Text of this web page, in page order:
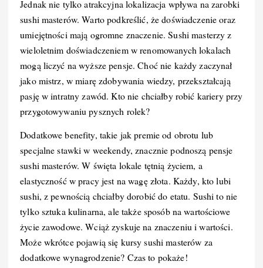
Jednak nie tylko atrakcyjna lokalizacja wpływa na zarobki
sushi masterów. Warto podkreślić, że doświadczenie oraz
umiejętności mają ogromne znaczenie. Sushi masterzy z
wieloletnim doświadczeniem w renomowanych lokalach
mogą liczyć na wyższe pensje. Choć nie każdy zaczynał
jako mistrz, w miarę zdobywania wiedzy, przekształcają
pasję w intratny zawód. Kto nie chciałby robić kariery przy
przygotowywaniu pysznych rolek?
Dodatkowe benefity, takie jak premie od obrotu lub
specjalne stawki w weekendy, znacznie podnoszą pensje
sushi masterów. W święta lokale tętnią życiem, a
elastyczność w pracy jest na wagę złota. Każdy, kto lubi
sushi, z pewnością chciałby dorobić do etatu. Sushi to nie
tylko sztuka kulinarna, ale także sposób na wartościowe
życie zawodowe. Wciąż zyskuje na znaczeniu i wartości.
Może wkrótce pojawią się kursy sushi masterów za
dodatkowe wynagrodzenie? Czas to pokaże!